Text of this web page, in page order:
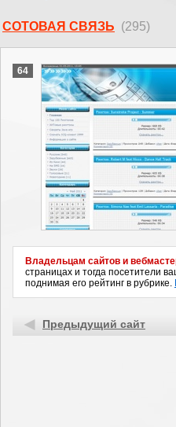
СОТОВАЯ СВЯЗЬ (295)
64
Владельцам сайтов и
страницах и тогда посетители
поднимая его рейтинг в рубрике.
Предыдущий сайт